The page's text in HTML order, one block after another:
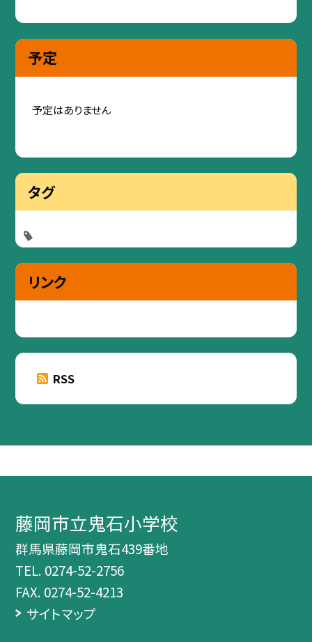
予定
予定はありません
タグ
リンク
RSS
藤岡市立鬼石小学校
群馬県藤岡市鬼石439番地
TEL. 0274-52-2756
FAX. 0274-52-4213
サイトマップ